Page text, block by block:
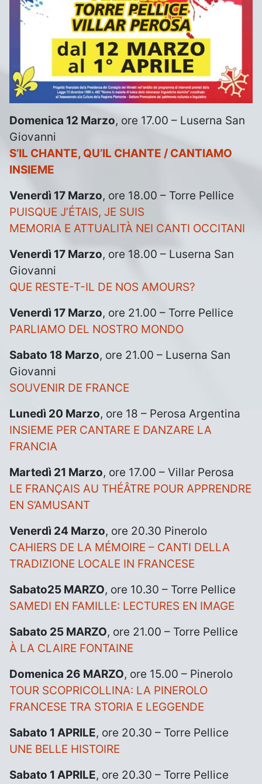
Domenica 12 Marzo, ore 17.00 – Luserna San
Giovanni
S’IL CHANTE, QU’IL CHANTE / CANTIAMO
INSIEME
Venerdì 17 Marzo, ore 18.00 – Torre Pellice
PUISQUE J’ÉTAIS, JE SUIS
MEMORIA E ATTUALITÀ NEI CANTI OCCITANI
Venerdì 17 Marzo, ore 18.00 – Luserna San
Giovanni
QUE RESTE-T-IL DE NOS AMOURS?
Venerdì 17 Marzo, ore 21.00 – Torre Pellice
PARLIAMO DEL NOSTRO MONDO
Sabato 18 Marzo, ore 21.00 – Luserna San
Giovanni
SOUVENIR DE FRANCE
Lunedì 20 Marzo, ore 18 – Perosa Argentina
INSIEME PER CANTARE E DANZARE LA
FRANCIA
Martedì 21 Marzo, ore 17.00 – Villar Perosa
LE FRANÇAIS AU THÉÂTRE POUR APPRENDRE
EN S’AMUSANT
Venerdì 24 Marzo, ore 20.30 Pinerolo
CAHIERS DE LA MÉMOIRE – CANTI DELLA
TRADIZIONE LOCALE IN FRANCESE
Sabato25 MARZO, ore 10.30 – Torre Pellice
SAMEDI EN FAMILLE: LECTURES EN IMAGE
Sabato 25 MARZO, ore 21.00 – Torre Pellice
À LA CLAIRE FONTAINE
Domenica 26 MARZO, ore 15.00 – Pinerolo
TOUR SCOPRICOLLINA: LA PINEROLO
FRANCESE TRA STORIA E LEGGENDE
Sabato 1 APRILE, ore 20.30 – Torre Pellice
UNE BELLE HISTOIRE
Sabato 1 APRILE, ore 20.30 – Torre Pellice